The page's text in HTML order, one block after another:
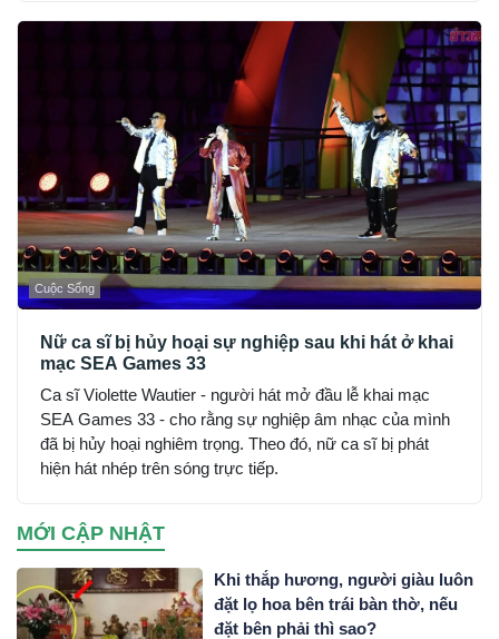
Cuộc Sống
Nữ ca sĩ bị hủy hoại sự nghiệp sau khi hát ở khai
mạc SEA Games 33
Ca sĩ Violette Wautier - người hát mở đầu lễ khai mạc
SEA Games 33 - cho rằng sự nghiệp âm nhạc của mình
đã bị hủy hoại nghiêm trọng. Theo đó, nữ ca sĩ bị phát
hiện hát nhép trên sóng trực tiếp.
MỚI CẬP NHẬT
Khi thắp hương, người giàu luôn
đặt lọ hoa bên trái bàn thờ, nếu
đặt bên phải thì sao?